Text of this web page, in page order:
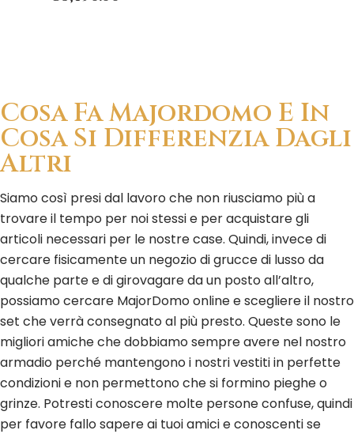
Cosa Fa Majordomo E In
Cosa Si Differenzia Dagli
Altri
Siamo così presi dal lavoro che non riusciamo più a
trovare il tempo per noi stessi e per acquistare gli
articoli necessari per le nostre case. Quindi, invece di
cercare fisicamente un negozio di grucce di lusso da
qualche parte e di girovagare da un posto all’altro,
possiamo cercare MajorDomo online e scegliere il nostro
set che verrà consegnato al più presto. Queste sono le
migliori amiche che dobbiamo sempre avere nel nostro
armadio perché mantengono i nostri vestiti in perfette
condizioni e non permettono che si formino pieghe o
grinze. Potresti conoscere molte persone confuse, quindi
per favore fallo sapere ai tuoi amici e conoscenti se